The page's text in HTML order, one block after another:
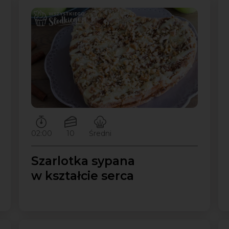
Czas przygotowywania:
02:00
Ilość porcji:
10
Poziom trudności:
Średni
Szarlotka sypana
w kształcie serca